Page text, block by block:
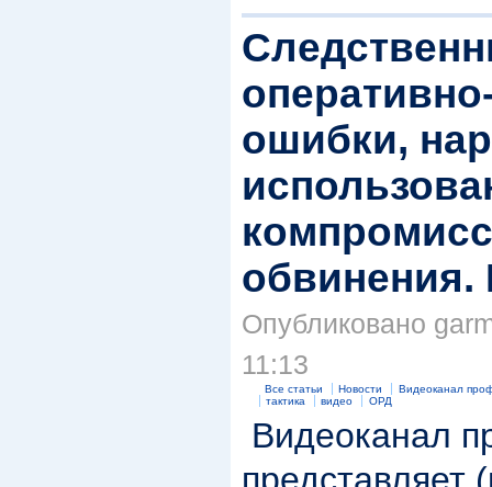
ошибки,
обвинения.
Опубликовано
11:13
Все статьи Новости
Видеоканал
тактика
видео ОРД
Видеоканал